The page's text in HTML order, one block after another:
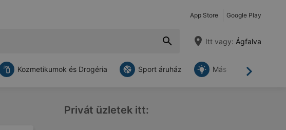
App Store Google Play
Itt vagy: Ágfalva
Tovább
Kozmetikumok és Drogéria Sport áruház Más
Privát üzletek itt: